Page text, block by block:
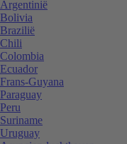
Argentinië
Bolivia
Brazilië
Chili
Colombia
Ecuador
Frans-Guyana
Paraguay
Peru
Suriname
Uruguay